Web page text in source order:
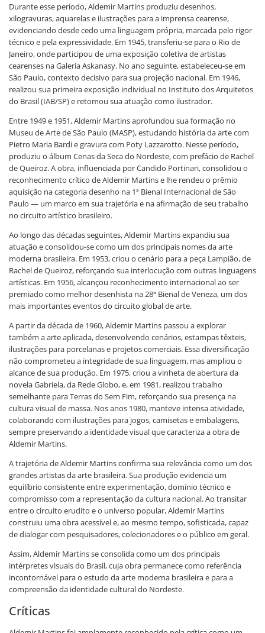
Durante esse período, Aldemir Martins produziu desenhos,
xilogravuras, aquarelas e ilustrações para a imprensa cearense,
evidenciando desde cedo uma linguagem própria, marcada pelo rigor
técnico e pela expressividade. Em 1945, transferiu-se para o Rio de
Janeiro, onde participou de uma exposição coletiva de artistas
cearenses na Galeria Askanasy. No ano seguinte, estabeleceu-se em
São Paulo, contexto decisivo para sua projeção nacional. Em 1946,
realizou sua primeira exposição individual no Instituto dos Arquitetos
do Brasil (IAB/SP) e retomou sua atuação como ilustrador.
Entre 1949 e 1951, Aldemir Martins aprofundou sua formação no
Museu de Arte de São Paulo (MASP), estudando história da arte com
Pietro Maria Bardi e gravura com Poty Lazzarotto. Nesse período,
produziu o álbum Cenas da Seca do Nordeste, com prefácio de Rachel
de Queiroz. A obra, influenciada por Candido Portinari, consolidou o
reconhecimento crítico de Aldemir Martins e lhe rendeu o prêmio
aquisição na categoria desenho na 1ª Bienal Internacional de São
Paulo — um marco em sua trajetória e na afirmação de seu trabalho
no circuito artístico brasileiro.
Ao longo das décadas seguintes, Aldemir Martins expandiu sua
atuação e consolidou-se como um dos principais nomes da arte
moderna brasileira. Em 1953, criou o cenário para a peça Lampião, de
Rachel de Queiroz, reforçando sua interlocução com outras linguagens
artísticas. Em 1956, alcançou reconhecimento internacional ao ser
premiado como melhor desenhista na 28ª Bienal de Veneza, um dos
mais importantes eventos do circuito global de arte.
A partir da década de 1960, Aldemir Martins passou a explorar
também a arte aplicada, desenvolvendo cenários, estampas têxteis,
ilustrações para porcelanas e projetos comerciais. Essa diversificação
não comprometeu a integridade de sua linguagem, mas ampliou o
alcance de sua produção. Em 1975, criou a vinheta de abertura da
novela Gabriela, da Rede Globo, e, em 1981, realizou trabalho
semelhante para Terras do Sem Fim, reforçando sua presença na
cultura visual de massa. Nos anos 1980, manteve intensa atividade,
colaborando com ilustrações para jogos, camisetas e embalagens,
sempre preservando a identidade visual que caracteriza a obra de
Aldemir Martins.
A trajetória de Aldemir Martins confirma sua relevância como um dos
grandes artistas da arte brasileira. Sua produção evidencia um
equilíbrio consistente entre experimentação, domínio técnico e
compromisso com a representação da cultura nacional. Ao transitar
entre o circuito erudito e o universo popular, Aldemir Martins
construiu uma obra acessível e, ao mesmo tempo, sofisticada, capaz
de dialogar com pesquisadores, colecionadores e o público em geral.
Assim, Aldemir Martins se consolida como um dos principais
intérpretes visuais do Brasil, cuja obra permanece como referência
incontornável para o estudo da arte moderna brasileira e para a
compreensão da identidade cultural do Nordeste.
Críticas